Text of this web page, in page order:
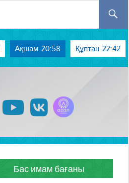
Ақшам 20:58 Құптан 22:42
instagram youtubevk
Бас имам бағаны